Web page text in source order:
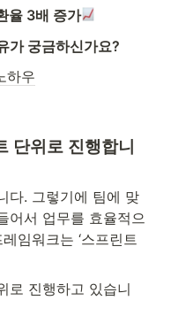
율 3배 증가
가 궁금하신가요?
하우
단위로 진행합니
다. 그렇기에 팀에 맞
어서 업무를 효율적으
임워크는 ‘스프린트
로 진행하고 있습니